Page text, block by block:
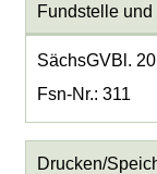
Fundstelle
SächsGVBl.
Fsn-Nr.: 311
Drucken/